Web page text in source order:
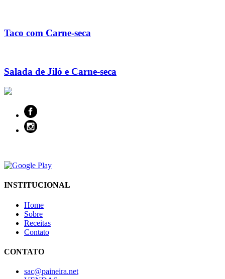
Taco com Carne-seca
Salada de Jiló e Carne-seca
INSTITUCIONAL
Home
Sobre
Receitas
Contato
CONTATO
sac@paineira.net